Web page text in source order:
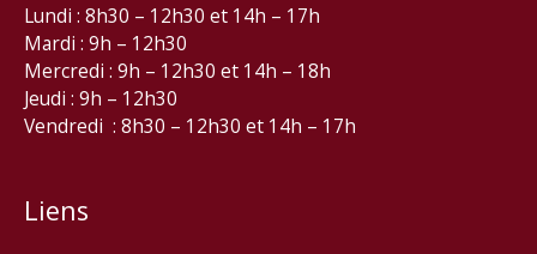
Lundi : 8h30 – 12h30 et 14h – 17h
Mardi : 9h – 12h30
Mercredi : 9h – 12h30 et 14h – 18h
Jeudi : 9h – 12h30
Vendredi : 8h30 – 12h30 et 14h – 17h
Liens